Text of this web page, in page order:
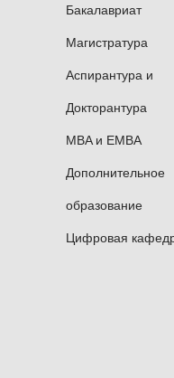
Бакалавриат
Магистратура
Аспирантура и
Докторантура
MBA и EMBA
Дополнительное
образование
Цифровая